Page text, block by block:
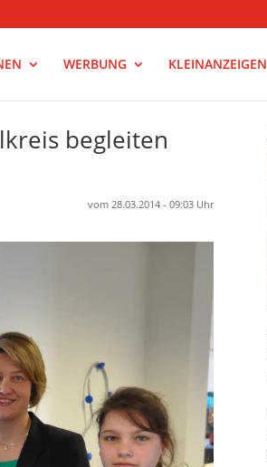
WERBUNG KLEINANZEIGEN
begleiten
vom 28.03.2014 - 09:03 Uhr